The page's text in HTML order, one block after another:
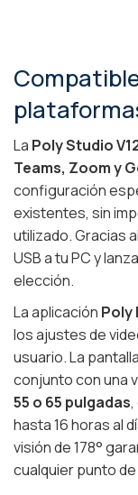
La Poly Studio
Teams, Zoom y
configuración
existentes, sin
utilizado. Gracias al
USB a tu PC y
elección.
La aplicación Poly
los ajustes de
usuario. La
conjunto con una
55 o 65 pulgadas,
hasta 16 horas al
visión de 178°
cualquier punto de